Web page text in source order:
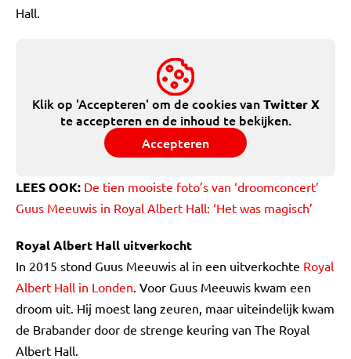
Hall.
Klik op 'Accepteren' om de cookies vanTwitter X
te accepteren en de inhoud te bekijken.
Accepteren
LEES OOK: De tien mooiste foto’s van ‘droomconcert’
Guus Meeuwis in Royal Albert Hall: ‘Het was magisch’
Royal Albert Hall uitverkocht
In 2015 stond Guus Meeuwis al in een uitverkochte Royal
Albert Hall in Londen. Voor Guus Meeuwis kwam een
droom uit. Hij moest lang zeuren, maar uiteindelijk kwam
de Brabander door de strenge keuring van The Royal
Albert Hall.